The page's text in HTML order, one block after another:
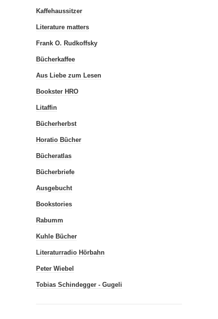
Kaffehaussitzer
Literature matters
Frank O. Rudkoffsky
Bücherkaffee
Aus Liebe zum Lesen
Bookster HRO
Litaffin
Bücherherbst
Horatio Bücher
Bücheratlas
Bücherbriefe
Ausgebucht
Bookstories
Rabumm
Kuhle Bücher
Literaturradio Hörbahn
Peter Wiebel
Tobias Schindegger - Gugeli